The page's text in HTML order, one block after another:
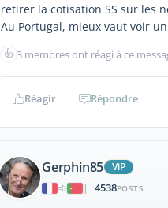
retirer la cotisation SS sur les
Au Portugal, mieux vaut voir
👍3 membres ont réagi à ce
Réagir Répondre
Gerphin85
ViP
|
4538POSTS